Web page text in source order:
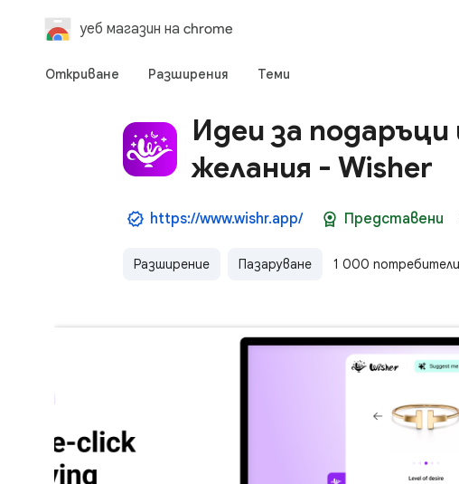
уеб магазин на chrome
Откриване Разширения Теми
Идеи за
желания - Wisher
https://www.wishr.app/ Представени
Разширение Пазаруване 1 000 потребители